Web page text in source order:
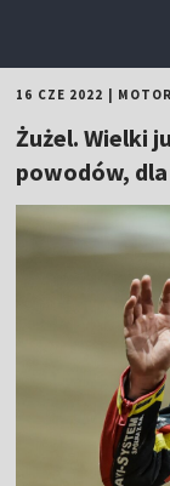
16 CZE 2022
Żużel. Wielki
powodów,